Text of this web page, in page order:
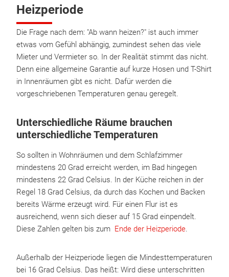
Heizperiode
Die Frage nach dem: "Ab wann heizen?" ist auch immer
etwas vom Gefühl abhängig, zumindest sehen das viele
Mieter und Vermieter so. In der Realität stimmt das nicht.
Denn eine allgemeine Garantie auf kurze Hosen und T-Shirt
in Innenräumen gibt es nicht. Dafür werden die
vorgeschriebenen Temperaturen genau geregelt.
Unterschiedliche Räume brauchen
unterschiedliche Temperaturen
So sollten in Wohnräumen und dem Schlafzimmer
mindestens 20 Grad erreicht werden, im Bad hingegen
mindestens 22 Grad Celsius. In der Küche reichen in der
Regel 18 Grad Celsius, da durch das Kochen und Backen
bereits Wärme erzeugt wird. Für einen Flur ist es
ausreichend, wenn sich dieser auf 15 Grad einpendelt.
Diese Zahlen gelten bis zum Ende der Heizperiode.
Außerhalb der Heizperiode liegen die Mindesttemperaturen
bei 16 Grad Celsius. Das heißt: Wird diese unterschritten